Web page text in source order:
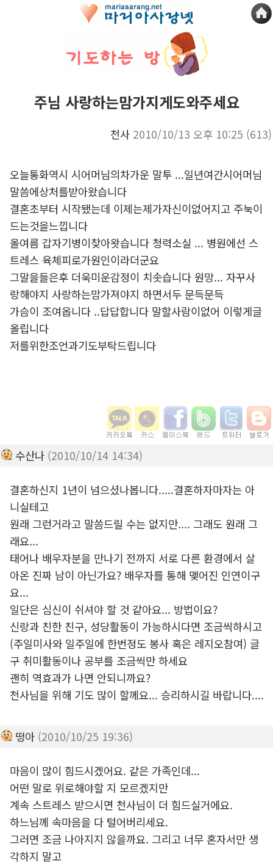
주님 사랑하는맘가지게도와주세요
천사 2010/10/13 오후 10:25 (613)
오늘통화역시 시어머님의차가운 말투 ...일년여간시어머님
말씀에상처를받아왔습니다
결혼초부터 시작됐는데 이제는제가자신이없어지고 주눅이
드는것을느낍니다
올여름 갑자기병이찾아왓습니다 청력소실 ... 병원에선 스
트레스 육체피로가원인이라더군요
그말을들은후 더욱미운감정이 치솟습니다 원망... 자꾸사
랑해야지 사랑하는맘가져야지 하면서두 문득문득
가슴이 조여옵니다 ..답답합니다 말할사람이없어 이렇게글
올립니다
저를위한조언과기도부탁드립니다
수산나 (2010/10/14 14:34)
결혼하신지 1년이 넘으셨나봅니다.....결혼하자마자는 아
니실테고
원래 그런거라고 말씀드릴 수는 없지만.... 그래도 원래 그
래요...
태어나 배우자분을 만나기 전까지 서로 다른 환경에서 살
아온 진짜 남이 아닌가요? 배우자를 통해 맺어진 인연이구
요...
일단은 심신이 쉬셔야 할 것 같아요... 방법이요?
신랑과 친한 친구, 성당활동이 가능하시다면 조금씩하시고
(주일미사와 일주일에 한번정도 봉사 혹은 레지오참여) 글
구 취미활동이나 공부를 조금씩만 하세요
괜히 역효과가 나면 안되니까요?
천사님을 위해 기도 많이 할께요... 승리하시길 바랍니다....
떵아 (2010/10/25 19:36)
마음이 많이 힘드시겠어요. 같은 가족인데...
어떤 말로 위로해야할 지 모르겠지만
계속 스트레스 받으시면 천사님이 더 힘드실거에요.
하느님께 속마음을 다 털어버리세요.
그러면 조금 나아지지 않을까요. 그리고 너무 혼자서만 생
각하지 말고